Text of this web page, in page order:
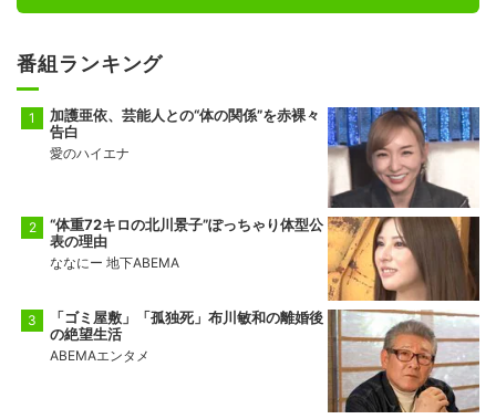
番組ランキング
加護亜依、芸能人との“体の関係”を赤裸々
告白
愛のハイエナ
“体重72キロの北川景子”ぽっちゃり体型公
表の理由
ななにー 地下ABEMA
「ゴミ屋敷」「孤独死」布川敏和の離婚後
の絶望生活
ABEMAエンタメ